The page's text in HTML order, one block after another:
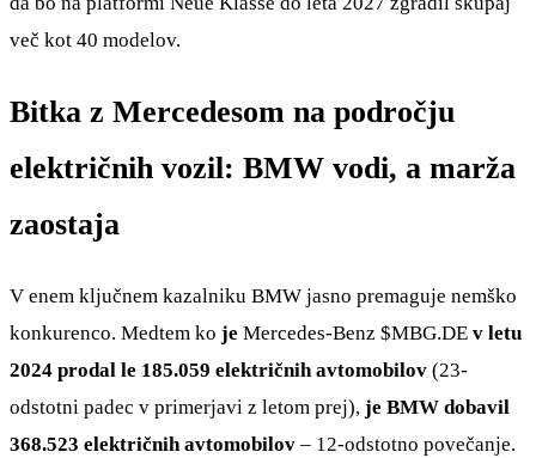
več kot 40 modelov.
Bitka z Mercedesom na področju
električnih vozil: BMW vodi, a marža
zaostaja
V enem ključnem kazalniku BMW jasno premaguje nemško
konkurenco. Medtem ko je Mercedes-Benz $MBG.DE v letu
2024 prodal le 185.059 električnih avtomobilov (23-
odstotni padec v primerjavi z letom prej), je BMW dobavil
368.523 električnih avtomobilov – 12-odstotno povečanje.